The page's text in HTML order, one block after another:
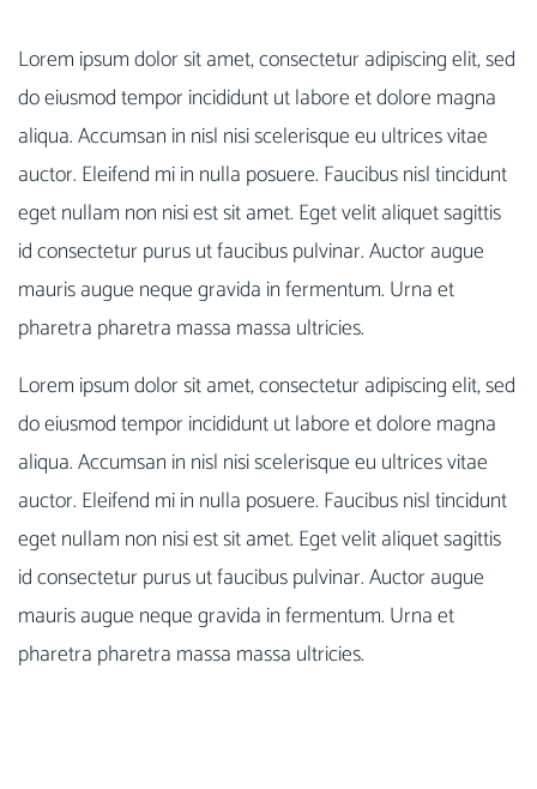
Lorem ipsum dolor sit amet, consectetur adipiscing elit, sed
do eiusmod tempor incididunt ut labore et dolore magna
aliqua. Accumsan in nisl nisi scelerisque eu ultrices vitae
auctor. Eleifend mi in nulla posuere. Faucibus nisl tincidunt
eget nullam non nisi est sit amet. Eget velit aliquet sagittis
id consectetur purus ut faucibus pulvinar. Auctor augue
mauris augue neque gravida in fermentum. Urna et
pharetra pharetra massa massa ultricies.
Lorem ipsum dolor sit amet, consectetur adipiscing elit, sed
do eiusmod tempor incididunt ut labore et dolore magna
aliqua. Accumsan in nisl nisi scelerisque eu ultrices vitae
auctor. Eleifend mi in nulla posuere. Faucibus nisl tincidunt
eget nullam non nisi est sit amet. Eget velit aliquet sagittis
id consectetur purus ut faucibus pulvinar. Auctor augue
mauris augue neque gravida in fermentum. Urna et
pharetra pharetra massa massa ultricies.